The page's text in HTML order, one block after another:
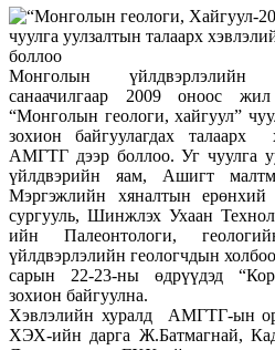
Монголын үйлдвэрлэлийн
санаачилгаар 2009 оноос
“Монголын геологи, хайгуул”
зохион байгуулагдах талаарх
АМГТГ дээр боллоо. Уг чуулга
үйлдвэрийн яам, Ашигт
Мэргэжлийн хяналтын
сургууль, Шинжлэх Ухаан
ийн Палеонтологи,
үйлдвэрлэлийн геологчдын
сарын 22-23-ны өдрүүдэд
зохион байгуулна.
Хэвлэлийн хуралд АМГТГ-ын
ХЭХ-ийн дарга Ж.Батмагнай,